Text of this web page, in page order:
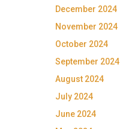
December 2024
November 2024
October 2024
September 2024
August 2024
July 2024
June 2024